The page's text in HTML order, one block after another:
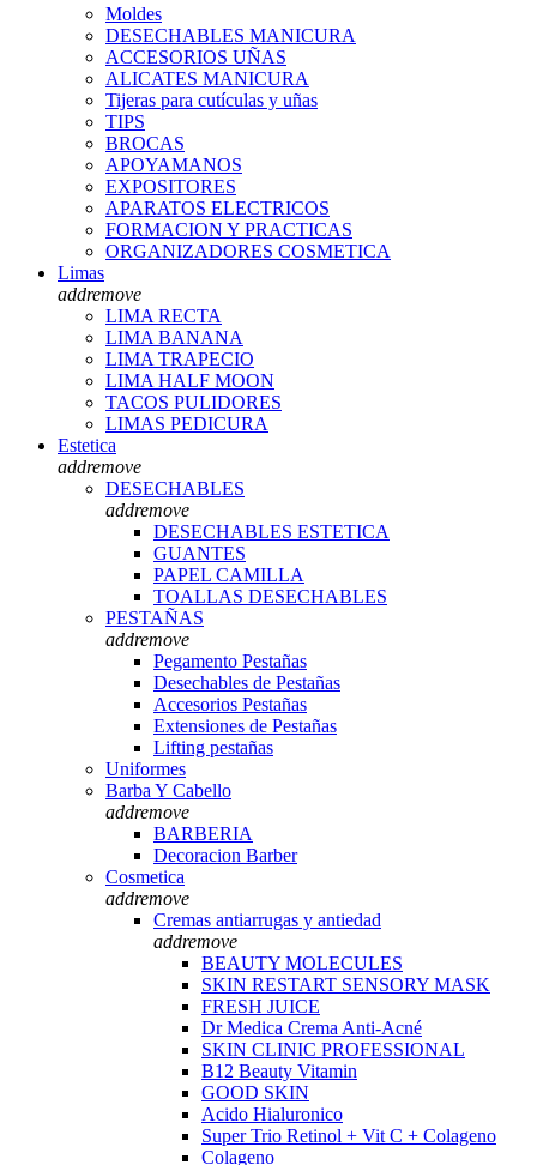
Moldes
DESECHABLES MANICURA
ACCESORIOS UÑAS
ALICATES MANICURA
Tijeras para cutículas y uñas
TIPS
BROCAS
APOYAMANOS
EXPOSITORES
APARATOS ELECTRICOS
FORMACION Y PRACTICAS
ORGANIZADORES COSMETICA
Limas
addremove
LIMA RECTA
LIMA BANANA
LIMA TRAPECIO
LIMA HALF MOON
TACOS PULIDORES
LIMAS PEDICURA
Estetica
addremove
DESECHABLES
addremove
DESECHABLES ESTETICA
GUANTES
PAPEL CAMILLA
TOALLAS DESECHABLES
PESTAÑAS
addremove
Pegamento Pestañas
Desechables de Pestañas
Accesorios Pestañas
Extensiones de Pestañas
Lifting pestañas
Uniformes
Barba Y Cabello
addremove
BARBERIA
Decoracion Barber
Cosmetica
addremove
Cremas antiarrugas y antiedad
addremove
BEAUTY MOLECULES
SKIN RESTART SENSORY MASK
FRESH JUICE
Dr Medica Crema Anti-Acné
SKIN CLINIC PROFESSIONAL
B12 Beauty Vitamin
GOOD SKIN
Acido Hialuronico
Super Trio Retinol + Vit C + Colageno
Colageno